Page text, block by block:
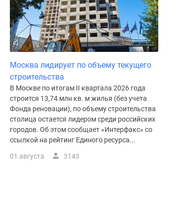
Москва лидирует по объему текущего
строительства
В Москве по итогам II квартала 2026 года
строится 13,74 млн кв. м жилья (без учета
Фонда реновации), по объему строительства
столица остается лидером среди российских
городов. Об этом сообщает «Интерфакс» со
ссылкой на рейтинг Единого ресурса...
01 августа 3143